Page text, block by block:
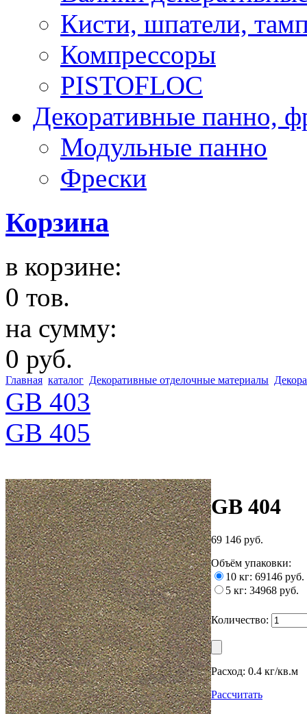
Кисти, шпатели,
Компрессоры
PISTOFLOC
Декоративные панно,
Модульные панно
Фрески
Корзина
в корзине:
0 тов.
на сумму:
0 руб.
Главная каталог Декоративные отделочные материалы
GB 403
GB 405
GB 404
69 146 руб.
Объём упаковки:
10 кг: 69146 руб.
5 кг: 34968 руб.
Количество:
Расход: 0.4 кг/кв.м
Рассчитать